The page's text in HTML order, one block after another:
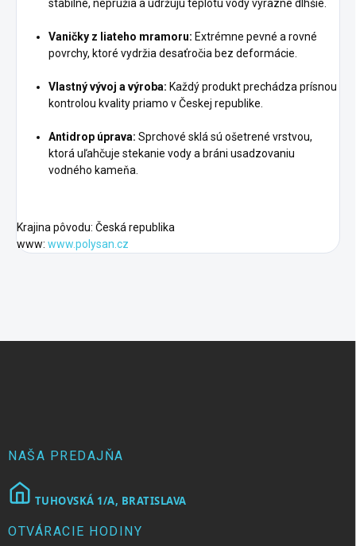
stabilné, nepružia a udržujú teplotu vody výrazne dlhšie.
Vaničky z liateho mramoru: Extrémne pevné a rovné
povrchy, ktoré vydržia desaťročia bez deformácie.
Vlastný vývoj a výroba: Každý produkt prechádza prísnou
kontrolou kvality priamo v Českej republike.
Antidrop úprava: Sprchové sklá sú ošetrené vrstvou,
ktorá uľahčuje stekanie vody a bráni usadzovaniu
vodného kameňa.
Krajina pôvodu: Česká republika
www: www.polysan.cz
NAŠA PREDAJŇA
TUHOVSKÁ 1/A, BRATISLAVA
OTVÁRACIE HODINY